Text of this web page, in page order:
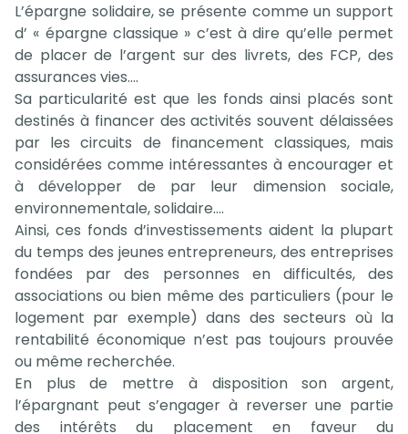
L’épargne solidaire, se présente comme un support
d’ « épargne classique » c’est à dire qu’elle permet
de placer de l’argent sur des livrets, des FCP, des
assurances vies….
Sa particularité est que les fonds ainsi placés sont
destinés à financer des activités souvent délaissées
par les circuits de financement classiques, mais
considérées comme intéressantes à encourager et
à développer de par leur dimension sociale,
environnementale, solidaire….
Ainsi, ces fonds d’investissements aident la plupart
du temps des jeunes entrepreneurs, des entreprises
fondées par des personnes en difficultés, des
associations ou bien même des particuliers (pour le
logement par exemple) dans des secteurs où la
rentabilité économique n’est pas toujours prouvée
ou même recherchée.
En plus de mettre à disposition son argent,
l’épargnant peut s’engager à reverser une partie
des intérêts du placement en faveur du